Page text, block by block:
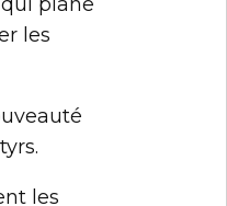
les
les